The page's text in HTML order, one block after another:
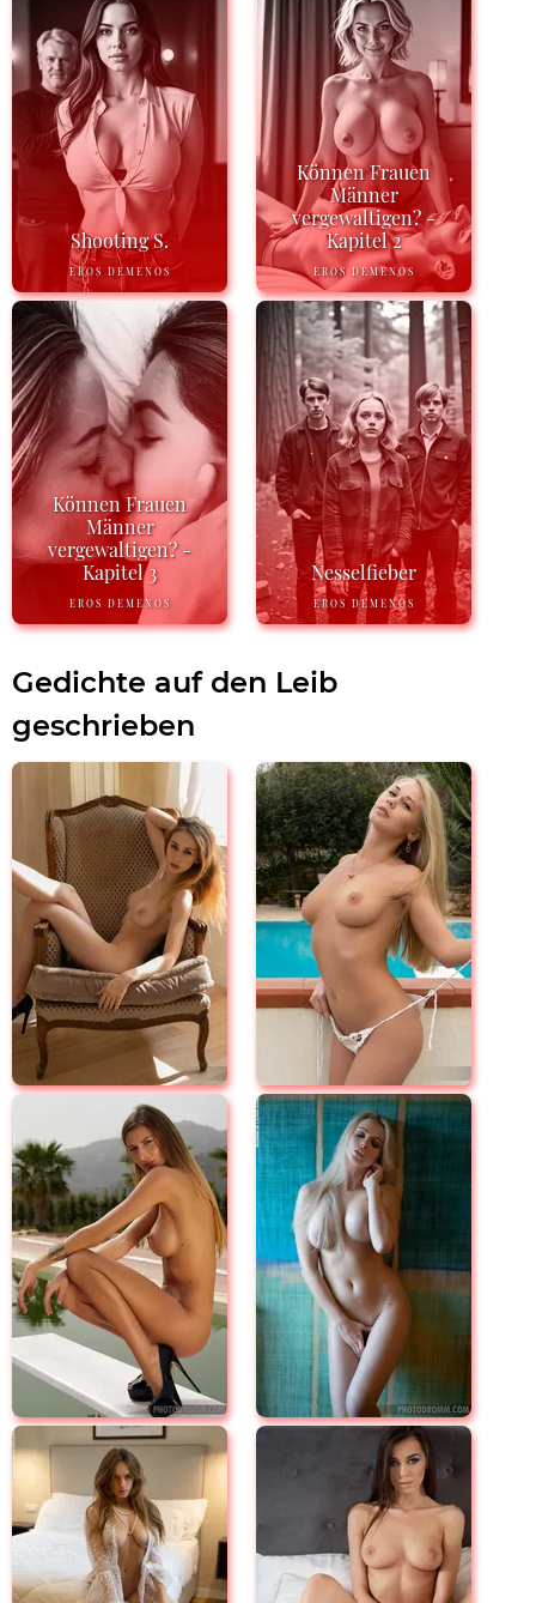
Shooting S.
EROS DEMENOS
Können Frauen
Männer
vergewaltigen? -
Kapitel 2
EROS DEMENOS
Können Frauen
Männer
vergewaltigen? -
Kapitel 3
EROS DEMENOS
Nesselfieber
EROS DEMENOS
Gedichte auf den Leib
geschrieben